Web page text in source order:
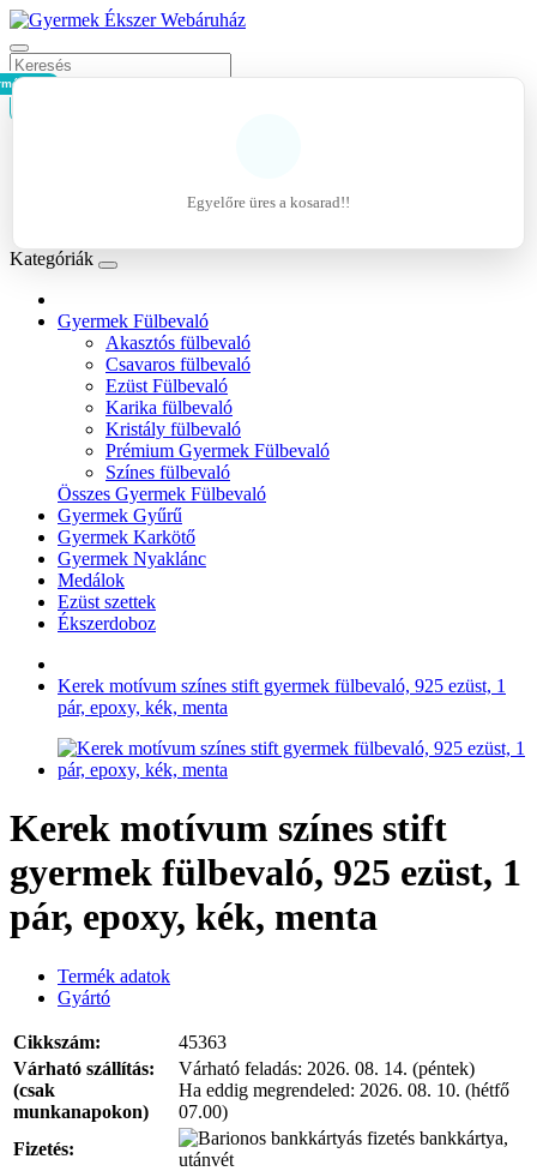
- 0Ft
Egyelőre üres a kosarad!!
Kategóriák
Gyermek Fülbevaló
Akasztós fülbevaló
Csavaros fülbevaló
Ezüst Fülbevaló
Karika fülbevaló
Kristály fülbevaló
Prémium Gyermek Fülbevaló
Színes fülbevaló
Összes Gyermek Fülbevaló
Gyermek Gyűrű
Gyermek Karkötő
Gyermek Nyaklánc
Medálok
Ezüst szettek
Ékszerdoboz
Kerek motívum színes stift gyermek fülbevaló, 925 ezüst, 1
pár, epoxy, kék, menta
Kerek motívum színes stift
gyermek fülbevaló, 925 ezüst, 1
pár, epoxy, kék, menta
Termék adatok
Gyártó
Cikkszám:
45363
Várható szállítás:
(csak
munkanapokon)
Várható feladás: 2026. 08. 14. (péntek)
Ha eddig megrendeled: 2026. 08. 10. (hétfő
07.00)
Fizetés:
bankkártya,
utánvét